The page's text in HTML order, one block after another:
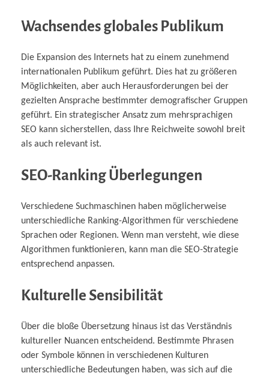
Wachsendes globales Publikum
Die Expansion des Internets hat zu einem zunehmend
internationalen Publikum geführt. Dies hat zu größeren
Möglichkeiten, aber auch Herausforderungen bei der
gezielten Ansprache bestimmter demografischer Gruppen
geführt. Ein strategischer Ansatz zum mehrsprachigen
SEO kann sicherstellen, dass Ihre Reichweite sowohl breit
als auch relevant ist.
SEO-Ranking Überlegungen
Verschiedene Suchmaschinen haben möglicherweise
unterschiedliche Ranking-Algorithmen für verschiedene
Sprachen oder Regionen. Wenn man versteht, wie diese
Algorithmen funktionieren, kann man die SEO-Strategie
entsprechend anpassen.
Kulturelle Sensibilität
Über die bloße Übersetzung hinaus ist das Verständnis
kultureller Nuancen entscheidend. Bestimmte Phrasen
oder Symbole können in verschiedenen Kulturen
unterschiedliche Bedeutungen haben, was sich auf die